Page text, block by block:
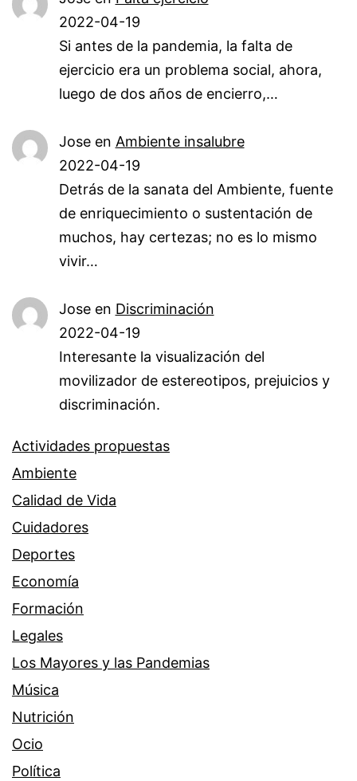
2022-04-19
Si antes de la pandemia, la falta de
ejercicio era un problema social, ahora,
luego de dos años de encierro,…
Joseen Ambiente insalubre
2022-04-19
Detrás de la sanata del Ambiente, fuente
de enriquecimiento o sustentación de
muchos, hay certezas; no es lo mismo
vivir…
Joseen Discriminación
2022-04-19
Interesante la visualización del
movilizador de estereotipos, prejuicios y
discriminación.
Actividades propuestas
Ambiente
Calidad de Vida
Cuidadores
Deportes
Economía
Formación
Legales
Los Mayores y las Pandemias
Música
Nutrición
Ocio
Política